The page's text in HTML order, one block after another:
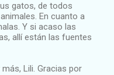
gatos, de todos
En cuanto a
Y si acaso las
allí están las fuentes
más, Lili. Gracias por